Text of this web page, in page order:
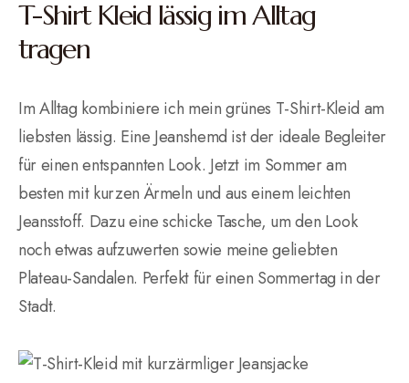
T-Shirt Kleid lässig im Alltag
tragen
Im Alltag kombiniere ich mein grünes T-Shirt-Kleid am
liebsten lässig. Eine Jeanshemd ist der ideale Begleiter
für einen entspannten Look. Jetzt im Sommer am
besten mit kurzen Ärmeln und aus einem leichten
Jeansstoff. Dazu eine schicke Tasche, um den Look
noch etwas aufzuwerten sowie meine geliebten
Plateau-Sandalen. Perfekt für einen Sommertag in der
Stadt.